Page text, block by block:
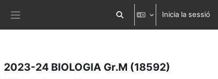
Ves al contingut principal Commuta l'entrada de la cerca
Inicia la sessió
2023-24 BIOLOGIA Gr.M (18592)